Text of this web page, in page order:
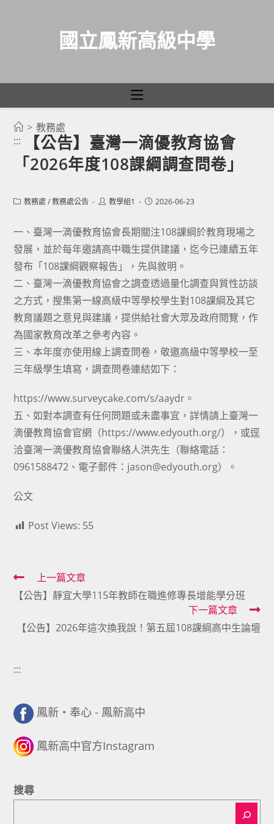
國立鳳新高級中學
> 教務處
:::
【公告】臺灣一滴優教育協會
「2026年度108課綱調查問卷」
Post教務處 / 教務處公告
Post教學組1
Post2026-06-23
一、臺灣一滴優教育協會長期關注108課綱於教育現場之
發展，並於每年邀請高中職生提供建議，迄今已連續五年
發布「108課綱觀察報告」，先與敘明。
二、臺灣一滴優教育協會之調查透過量化調查與質性訪談
之方式，搜集第一線高級中等學校學生對108課綱及其它
教育議題之意見與建議，提供給社會大眾及政府閱覽，作
為國家教育改革之參考內容。
三、本年度亦使用線上調查問卷，敬邀高級中等學校一至
三年級學生填寫，調查問卷連結如下：
https://www.surveycake.com/s/aaydr 。
五、如對本調查有任何問題或未盡事宜，詳情請上臺灣一
滴優教育協會官網（https://www.edyouth.org/），或逕
洽臺灣一滴優教育協會聯絡人洪先生（聯絡電話：
0961588472、電子郵件：jason@edyouth.org）。
公文
Post Views: 55
Read
more
articles
上一篇文章
【公告】靜宜大學115年教師在職進修專長增能學分班
下一篇文章
【公告】2026年這次換我說！第五屆108課綱高中生論壇
:::
鳳新・奉心 - 鳳新高中
鳳新高中官方Instagram
搜尋